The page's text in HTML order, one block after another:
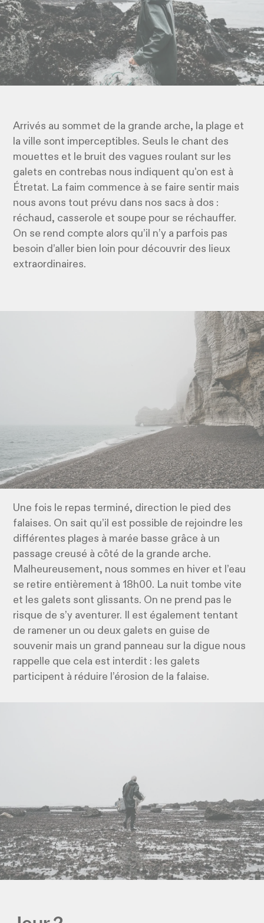
Arrivés au sommet de la grande arche, la plage et
la ville sont imperceptibles. Seuls le chant des
mouettes et le bruit des vagues roulant sur les
galets en contrebas nous indiquent qu'on est à
Étretat. La faim commence à se faire sentir mais
nous avons tout prévu dans nos sacs à dos :
réchaud, casserole et soupe pour se réchauffer.
On se rend compte alors qu’il n’y a parfois pas
besoin d’aller bien loin pour découvrir des lieux
extraordinaires.
Une fois le repas terminé, direction le pied des
falaises. On sait qu’il est possible de rejoindre les
différentes plages à marée basse grâce à un
passage creusé à côté de la grande arche.
Malheureusement, nous sommes en hiver et l’eau
se retire entièrement à 18h00. La nuit tombe vite
et les galets sont glissants. On ne prend pas le
risque de s’y aventurer. Il est également tentant
de ramener un ou deux galets en guise de
souvenir mais un grand panneau sur la digue nous
rappelle que cela est interdit : les galets
participent à réduire l’érosion de la falaise.